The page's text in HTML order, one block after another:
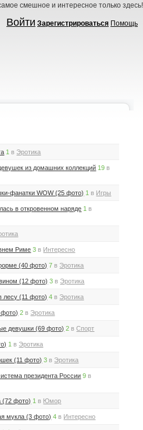
смешное и интересное только здесь!
Войти Зарегистрироваться Помощь
1 в Эротика
из домашних коллекций 19 в
фанатки WOW (25 фото) 1 в Игры
в откровенном наряде 1 в
Риме 3 в Интересно
(40 фото) 7 в Эротика
(12 фото) 3 в Эротика
лесу (11 фото) 4 в Эротика
2 в Эротика
девушки (69 фото) 2 вСпорт
1 в Эротика
(11 фото) 3 в Эротика
президента России 9 в
(72 фото) 1 в Юмор
мукла (3 фото) 4 в Интересно